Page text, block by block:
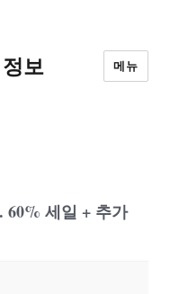
보 메뉴
60% 세일 + 추가